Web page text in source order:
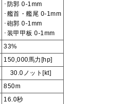
･防郭 0-1mm
･艦首・艦尾 0-1mm
･砲郭 0-1mm
･装甲甲板 0-1mm
33%
150,000馬力[hp]
30.0ノット[kt]
850m
16.0秒